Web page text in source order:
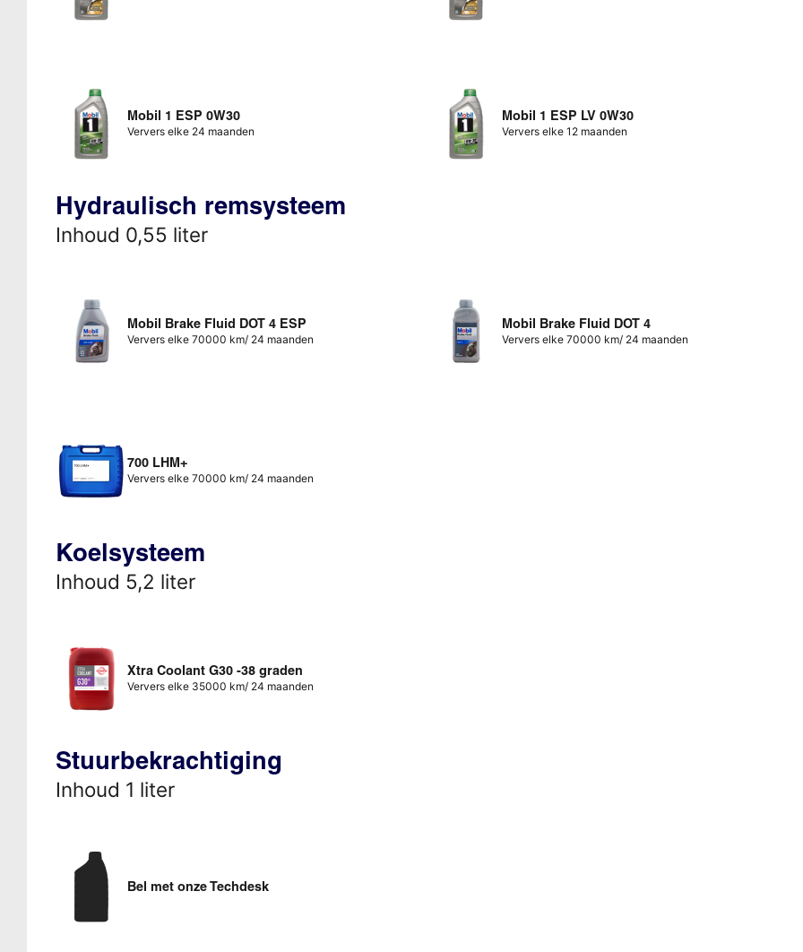
Mobil 1 ESP 0W30
Ververs elke 24 maanden
Mobil 1 ESP LV 0W30
Ververs elke 12 maanden
Hydraulisch remsysteem
Inhoud 0,55 liter
Mobil Brake Fluid DOT 4 ESP
Ververs elke 70000 km/ 24 maanden
Mobil Brake Fluid DOT 4
Ververs elke 70000 km/ 24 maanden
700 LHM+
Ververs elke 70000 km/ 24 maanden
Koelsysteem
Inhoud 5,2 liter
Xtra Coolant G30 -38 graden
Ververs elke 35000 km/ 24 maanden
Stuurbekrachtiging
Inhoud 1 liter
Bel met onze Techdesk